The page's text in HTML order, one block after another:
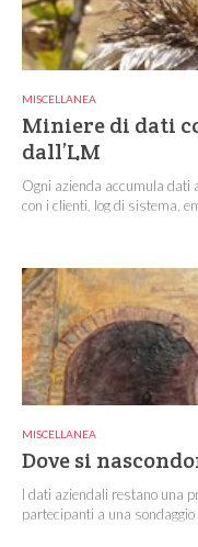
MISCELLANEA
Miniere di dati
dall’LM
Ogni azienda accumula dati
con i clienti, log di sistema,
MISCELLANEA
Dove si
I dati aziendali restano una
partecipanti a una